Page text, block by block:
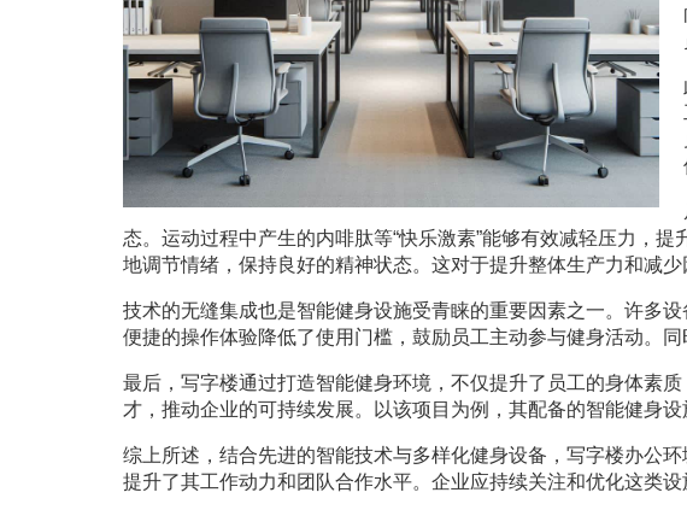
态。运动过程中产生的内啡肽等“快乐激素”能够有效减轻压力，
地调节情绪，保持良好的精神状态。这对于提升整体生产力和减少
技术的无缝集成也是智能健身设施受青睐的重要因素之一。许多
便捷的操作体验降低了使用门槛，鼓励员工主动参与健身活动。
最后，写字楼通过打造智能健身环境，不仅提升了员工的身体素
才，推动企业的可持续发展。以该项目为例，其配备的智能健身
综上所述，结合先进的智能技术与多样化健身设备，写字楼办公
提升了其工作动力和团队合作水平。企业应持续关注和优化这类